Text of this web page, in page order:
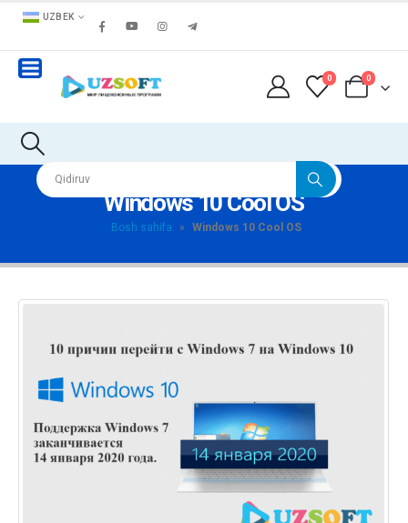
UZBEK
0 0
Windows 10 Cool OS
Bosh sahifa » Windows 10 Cool OS